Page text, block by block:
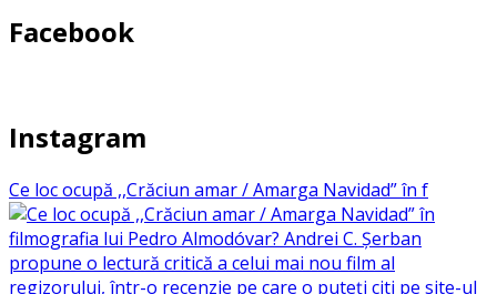
Facebook
Instagram
Ce loc ocupă ,,Crăciun amar / Amarga Navidad” în f